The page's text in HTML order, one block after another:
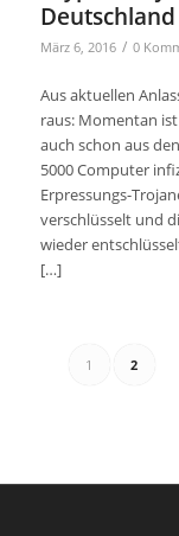
Deutschland
März 6, 2016 / 0
Aus aktuellen
raus: Momentan
auch schon aus
5000 Computer
Erpressungs-
verschlüsselt und
wieder
[…]
1 2